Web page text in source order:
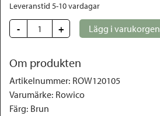
Leveranstid 5-10 vardagar
- + Lägg i varukorgen
Om produkten
Artikelnummer: ROW120105
Varumärke: Rowico
Färg: Brun